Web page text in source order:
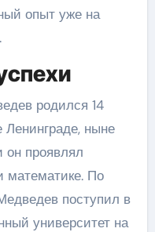
опыт уже на
родился 14
Ленинграде, ныне
он проявлял
математике. По
поступил в
университет на